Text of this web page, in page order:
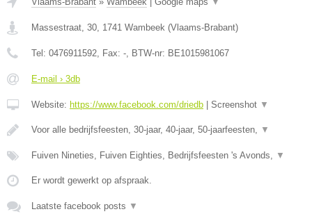
Massestraat, 30, 1741 Wambeek (Vlaams-Brabant)
Tel: 0476911592, Fax: -, BTW-nr: BE1015981067
E-mail › 3db
Website: https://www.facebook.com/driedb Screenshot ▼
Voor alle bedrijfsfeesten, 30-jaar, 40-jaar, 50-jaarfeesten, ▼
Fuiven Nineties, Fuiven Eighties, Bedrijfsfeesten 's Avonds, ▼
Er wordt gewerkt op afspraak.
Laatste facebook posts ▼